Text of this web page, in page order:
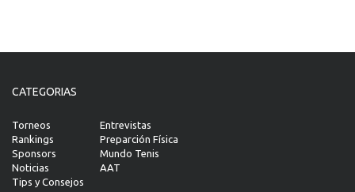
CATEGORIAS
Torneos
Rankings
Sponsors
Noticias
Tips y Consejos
Entrevistas
Preparción Física
Mundo Tenis
AAT